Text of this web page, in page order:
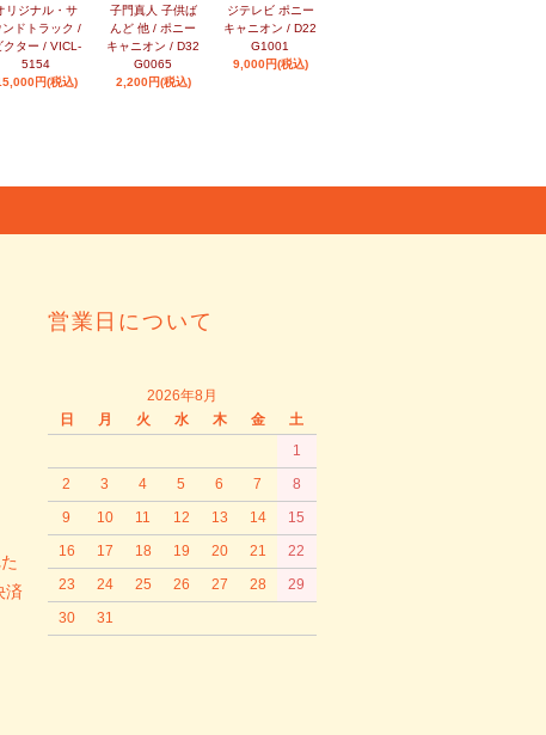
リジナル・サ
ンドトラック /
クター / VICL-
5154
円(税込)
子門真人 子供ば
んど 他 / ポニー
キャニオン / D32
G0065
2,200円(税込)
ジテレビ ポニー
キャニオン / D22
G1001
9,000円(税込)
済
営業日について
2026年8月
日
月 火 水 木 金
土
1
2
3 4 5 6 7
8
9
10 11 12 13 14
15
16
17 18 19 20 21
22
23
24 25 26 27 28
29
30
31